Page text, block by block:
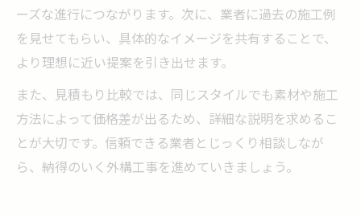
ーズな進行につながります。次に、業者に過去の施工例
を見せてもらい、具体的なイメージを共有することで、
より理想に近い提案を引き出せます。
また、見積もり比較では、同じスタイルでも素材や施工
方法によって価格差が出るため、詳細な説明を求めるこ
とが大切です。信頼できる業者とじっくり相談しなが
ら、納得のいく外構工事を進めていきましょう。